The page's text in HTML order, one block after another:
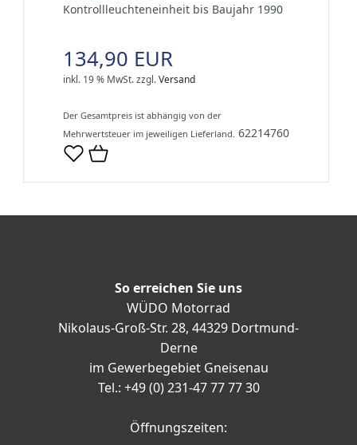
Kontrollleuchteneinheit bis Baujahr 1990
134,90 EUR
inkl. 19 % MwSt.zzgl.Versand
Der Gesamtpreis ist abhängig von der
Mehrwertsteuer im jeweiligen Lieferland. 62214760
So erreichen Sie uns
WÜDO Motorrad
Nikolaus-Groß-Str. 28, 44329 Dortmund-
Derne
im Gewerbegebiet Gneisenau
Tel.: +49 (0) 231-47 77 77 30
Öffnungszeiten: